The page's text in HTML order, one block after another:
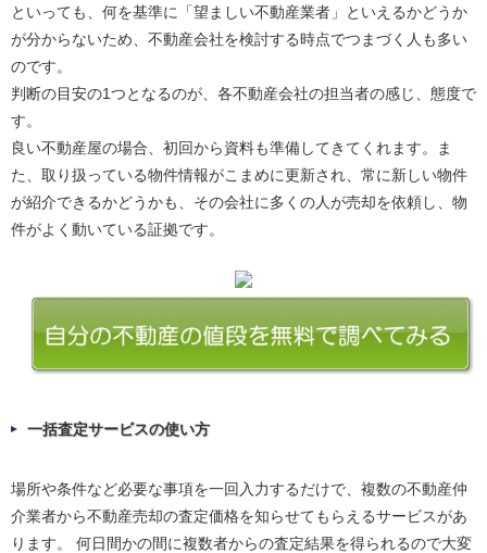
といっても、何を基準に「望ましい不動産業者」といえるかどうか
が分からないため、不動産会社を検討する時点でつまづく人も多い
のです。
判断の目安の1つとなるのが、各不動産会社の担当者の感じ、態度で
す。
良い不動産屋の場合、初回から資料も準備してきてくれます。ま
た、取り扱っている物件情報がこまめに更新され、常に新しい物件
が紹介できるかどうかも、その会社に多くの人が売却を依頼し、物
件がよく動いている証拠です。
一括査定サービスの使い方
場所や条件など必要な事項を一回入力するだけで、複数の不動産仲
介業者から不動産売却の査定価格を知らせてもらえるサービスがあ
ります。 何日間かの間に複数者からの査定結果を得られるので大変